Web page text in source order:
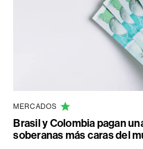
MERCADOS
Brasil y Colombia pagan
soberanas más caras del